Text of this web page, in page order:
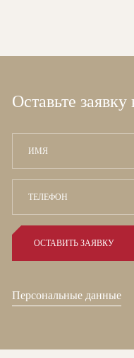
Оставьте
Персональные данные